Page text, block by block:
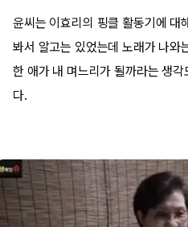
윤씨는 이효리의 핑클 활동기에 대
봐서 알고는 있었는데 노래가 나와
한 애가 내 며느리가 될까라는 생
다.